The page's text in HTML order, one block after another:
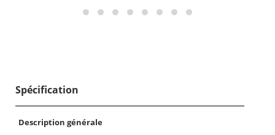
Spécification
Description générale